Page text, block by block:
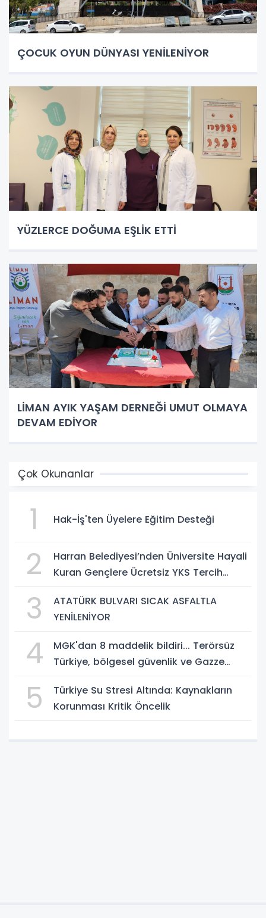
ÇOCUK OYUN DÜNYASI YENİLENİYOR
YÜZLERCE DOĞUMA EŞLİK ETTİ
LİMAN AYIK YAŞAM DERNEĞİ UMUT OLMAYA
DEVAM EDİYOR
Çok Okunanlar
1 Hak-İş'ten Üyelere Eğitim Desteği
2
Harran Belediyesi’nden Üniversite Hayali
Kuran Gençlere Ücretsiz YKS Tercih
3
ATATÜRK BULVARI SICAK ASFALTLA
YENİLENİYOR
4
MGK'dan 8 maddelik bildiri... Terörsüz
Türkiye, bölgesel güvenlik ve Gazze
5
Türkiye Su Stresi Altında: Kaynakların
Korunması Kritik Öncelik